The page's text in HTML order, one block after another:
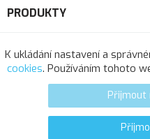
PRODUKTY
NAŠE SPOLEČNOST
VÁŠ ÚČET
INFORMACE O OBCHODU
K ukládání nastavení a
cookies. Používáním tohoto
Přijmout